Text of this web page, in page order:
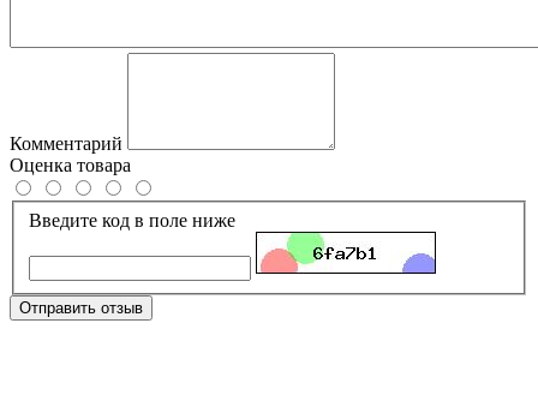
Комментарий
Оценка товара
Введите код в поле ниже
Отправить отзыв